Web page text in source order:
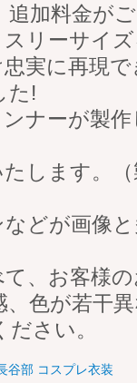
加料金が
リーサイ
実に再現
た!
ナーが製
します。
どが画像
、お客様
色が若干
さい。
谷部 コスプレ衣装